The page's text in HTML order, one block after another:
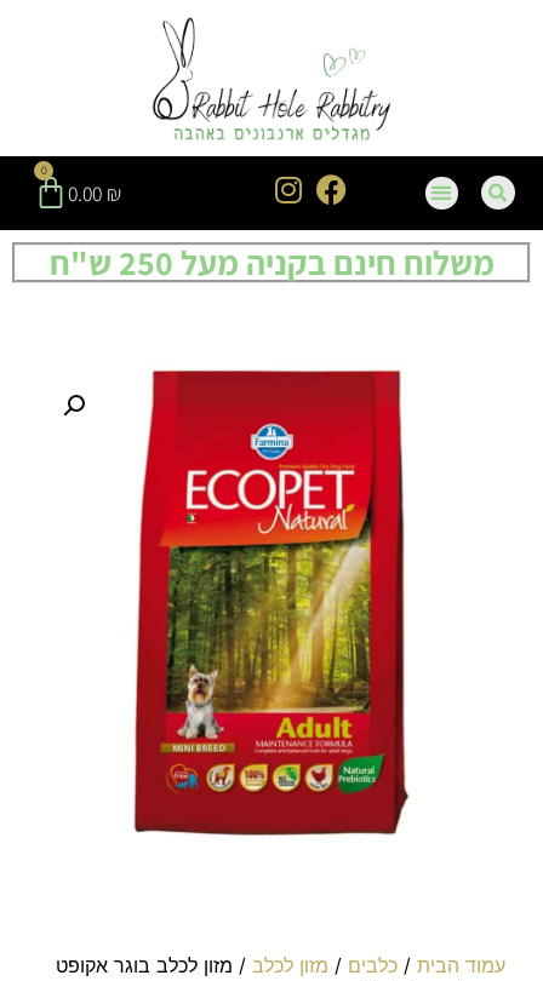
0.00 ₪
0
משלוח חינם בקניה מעל 250 ש"ח
עמוד הבית /כלבים / מזון לכלב / מזון לכלב בוגר אקופט